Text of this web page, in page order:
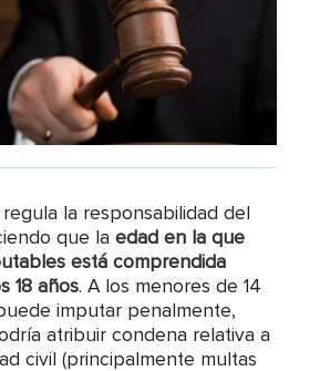
la responsabilidad del
que laedad en la que
está comprendida
18 años. A los menores de 14
imputar penalmente,
atribuir condena relativa a
civil (principalmente multas